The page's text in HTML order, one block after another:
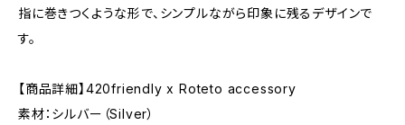
指に巻きつくような形で、シンプルながら印象に残るデザインで
す。
【商品詳細】420friendly x Roteto accessory
素材：シルバー（Silver）